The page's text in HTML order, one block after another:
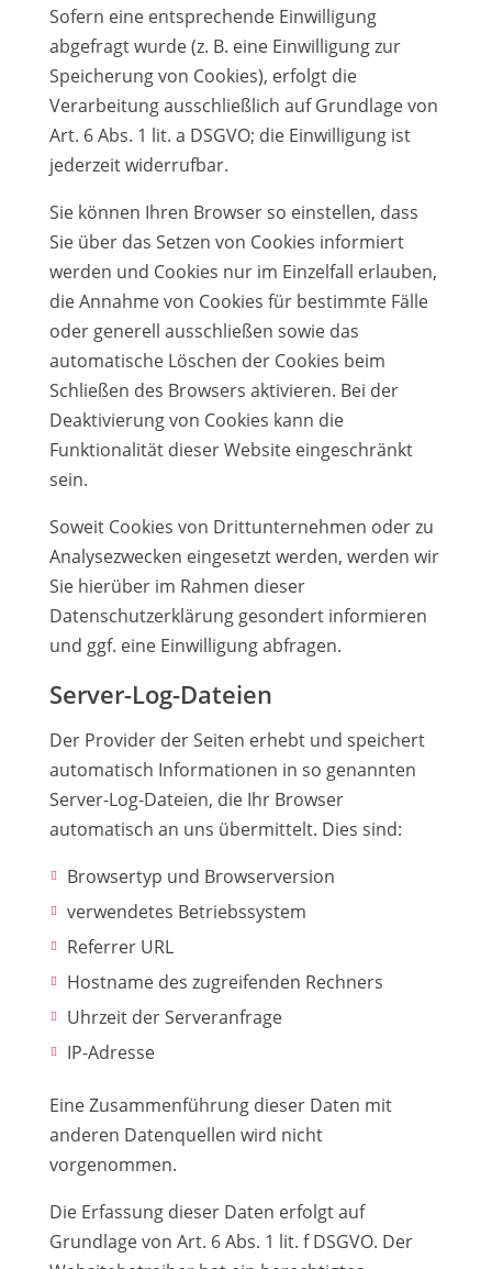
Sofern eine entsprechende Einwilligung
abgefragt wurde (z. B. eine Einwilligung zur
Speicherung von Cookies), erfolgt die
Verarbeitung ausschließlich auf Grundlage von
Art. 6 Abs. 1 lit. a DSGVO; die Einwilligung ist
jederzeit widerrufbar.
Sie können Ihren Browser so einstellen, dass
Sie über das Setzen von Cookies informiert
werden und Cookies nur im Einzelfall erlauben,
die Annahme von Cookies für bestimmte Fälle
oder generell ausschließen sowie das
automatische Löschen der Cookies beim
Schließen des Browsers aktivieren. Bei der
Deaktivierung von Cookies kann die
Funktionalität dieser Website eingeschränkt
sein.
Soweit Cookies von Drittunternehmen oder zu
Analysezwecken eingesetzt werden, werden wir
Sie hierüber im Rahmen dieser
Datenschutzerklärung gesondert informieren
und ggf. eine Einwilligung abfragen.
Server-Log-Dateien
Der Provider der Seiten erhebt und speichert
automatisch Informationen in so genannten
Server-Log-Dateien, die Ihr Browser
automatisch an uns übermittelt. Dies sind:
Browsertyp und Browserversion
verwendetes Betriebssystem
Referrer URL
Hostname des zugreifenden Rechners
Uhrzeit der Serveranfrage
IP-Adresse
Eine Zusammenführung dieser Daten mit
anderen Datenquellen wird nicht
vorgenommen.
Die Erfassung dieser Daten erfolgt auf
Grundlage von Art. 6 Abs. 1 lit. f DSGVO. Der